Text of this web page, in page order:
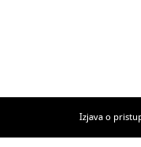
Izjava o